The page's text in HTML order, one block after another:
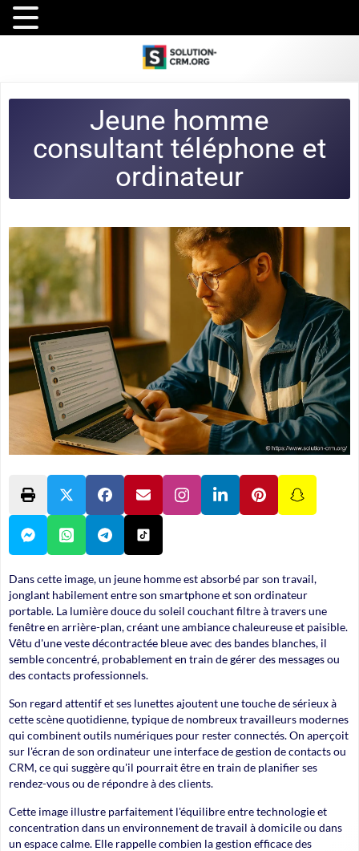
Jeune homme
consultant téléphone et
ordinateur
Dans cette image, un jeune homme est absorbé par son travail,
jonglant habilement entre son smartphone et son ordinateur
portable. La lumière douce du soleil couchant filtre à travers une
fenêtre en arrière-plan, créant une ambiance chaleureuse et paisible.
Vêtu d'une veste décontractée bleue avec des bandes blanches, il
semble concentré, probablement en train de gérer des messages ou
des contacts professionnels.
Son regard attentif et ses lunettes ajoutent une touche de sérieux à
cette scène quotidienne, typique de nombreux travailleurs modernes
qui combinent outils numériques pour rester connectés. On aperçoit
sur l'écran de son ordinateur une interface de gestion de contacts ou
CRM, ce qui suggère qu'il pourrait être en train de planifier ses
rendez-vous ou de répondre à des clients.
Cette image illustre parfaitement l'équilibre entre technologie et
concentration dans un environnement de travail à domicile ou dans
un espace calme. Elle rappelle combien la gestion efficace des